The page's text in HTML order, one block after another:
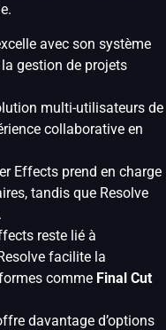
avec son système
gestion de projets
multi-utilisateurs de
collaborative en
Effects prend en charge
tandis que Resolve
reste lié à
facilite la
comme Final Cut
davantage d’options